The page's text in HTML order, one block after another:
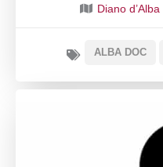
Diano d’Alba
ALBA DOC